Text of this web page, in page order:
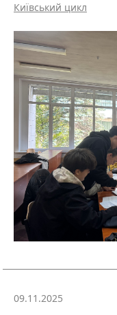
Київський цикл
09.11.2025